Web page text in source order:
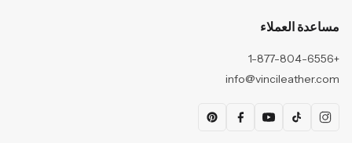
مساعدة العملاء
+1-877-804-6556
info@vincileather.com